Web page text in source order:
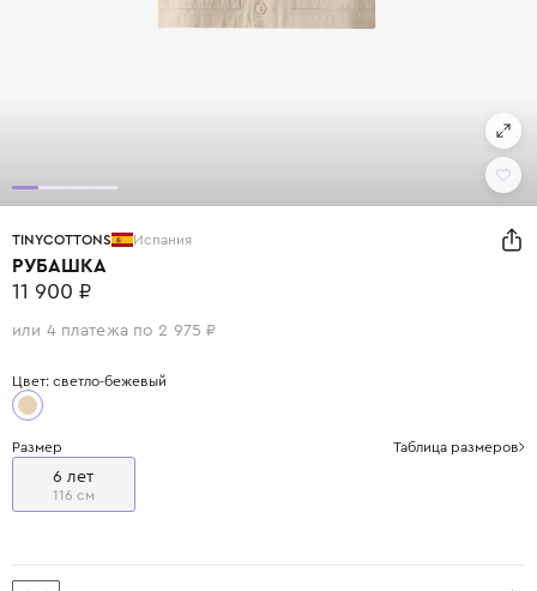
TINYCOTTONS Испания
РУБАШКА
11 900 ₽
или 4 платежа по 2 975 ₽
Цвет: светло-бежевый
Размер Таблица размеров
6 лет
116 см